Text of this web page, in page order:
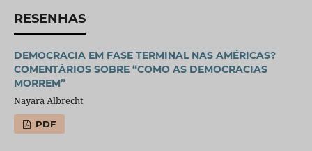
RESENHAS
DEMOCRACIA EM FASE TERMINAL NAS AMÉRICAS?
COMENTÁRIOS SOBRE “COMO AS DEMOCRACIAS
MORREM”
Nayara Albrecht
PDF